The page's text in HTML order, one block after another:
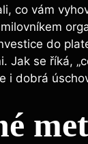
co vám
‌do
Jak se říká,
i dobrá